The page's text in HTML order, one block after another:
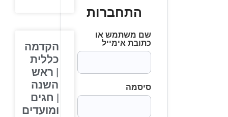
התחברות
שם משתמש או
כתובת אימייל
סיסמה
הקדמה
כללית
| ראש
השנה
| חגים
ומועדים